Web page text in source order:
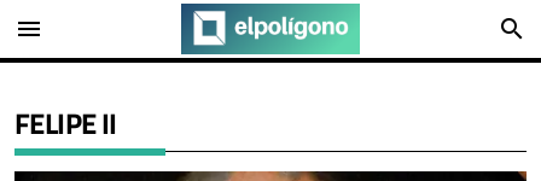
menu search
FELIPE II